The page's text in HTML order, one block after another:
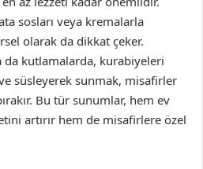
sosları veya kremalarla
olarak da dikkat çeker.
da kutlamalarda, kurabiyeleri
süsleyerek sunmak, misafirler
Bu tür sunumlar, hem ev
artırır hem de misafirlere özel